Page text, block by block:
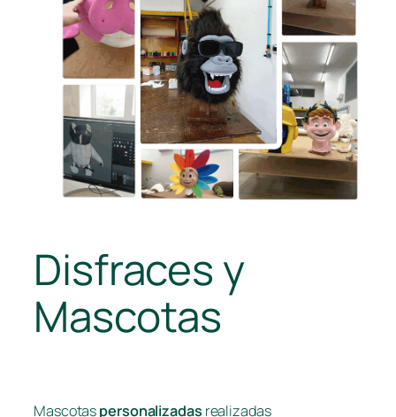
Disfraces y
Mascotas
Mascotaspersonalizadas realizadas